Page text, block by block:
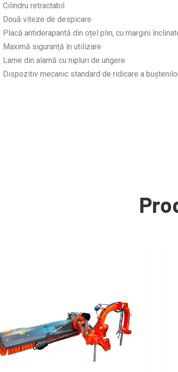
Cilindru retractabil
Două viteze de despicare
Placă antiderapantă din oțel plin, cu margini
Maximă siguranță în utilizare
Lame din alamă cu nipluri de ungere
Dispozitiv mecanic standard de ridicare a